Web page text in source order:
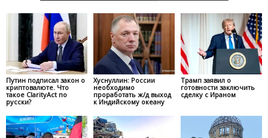
Путин подписал закон о
криптовалюте. Что
такое ClarityAct по
русски?
Хуснуллин: России
необходимо
проработать ж/д выход
к Индийскому океану
Трамп заявил о
готовности заключить
сделку с Ираном